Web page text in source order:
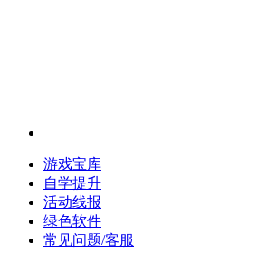
游戏宝库
自学提升
活动线报
绿色软件
常见问题/客服